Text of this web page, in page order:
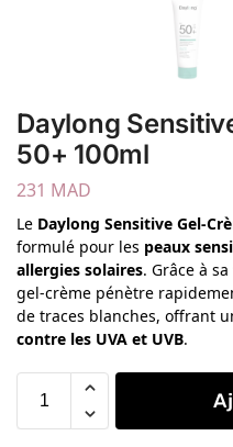
Daylong
50+ 100ml
231 MAD
Le Daylong Sensitive Gel-
formulé pour les peaux
allergies solaires. Grâce à sa
gel-crème pénètre
de traces blanches, offrant
contre les UVA et UVB.